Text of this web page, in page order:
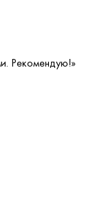
Рекомендую!»